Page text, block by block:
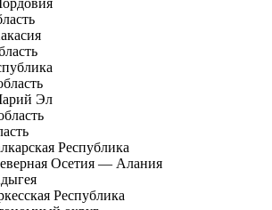
Эл
Республика
Осетия — Алания
Республика